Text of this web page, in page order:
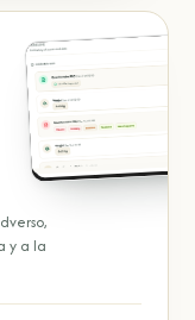
y a la